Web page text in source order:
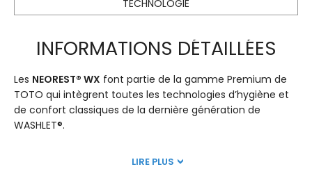
TECHNOLOGIE
INFORMATIONS DÉTAILLÉES
Les NEOREST® WX font partie de la gamme Premium de
TOTO qui intègrent toutes les technologies d’hygiène et
de confort classiques de la dernière génération de
WASHLET®.
LIRE PLUS